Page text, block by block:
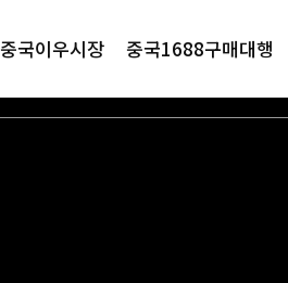
중국이우시장 중국1688구매대행